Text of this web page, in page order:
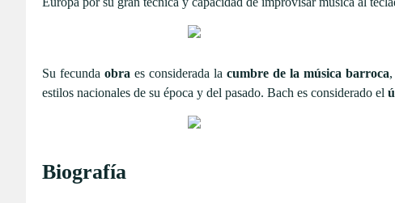
Su fecunda obra es considerada la cumbre de la música barroca
estilos nacionales de su época y del pasado. Bach es considerado el
Biografía